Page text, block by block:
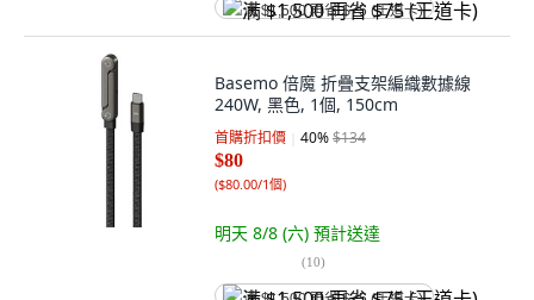
满 $1,500 再省 $75 (王道卡)
Basemo 倍魔 折疊支架編織數據線
240W, 黑色, 1個, 150cm
首購折扣價 40%$134
$80
($80.00/1個)
明天 8/8 (六) 預計送達
(10)